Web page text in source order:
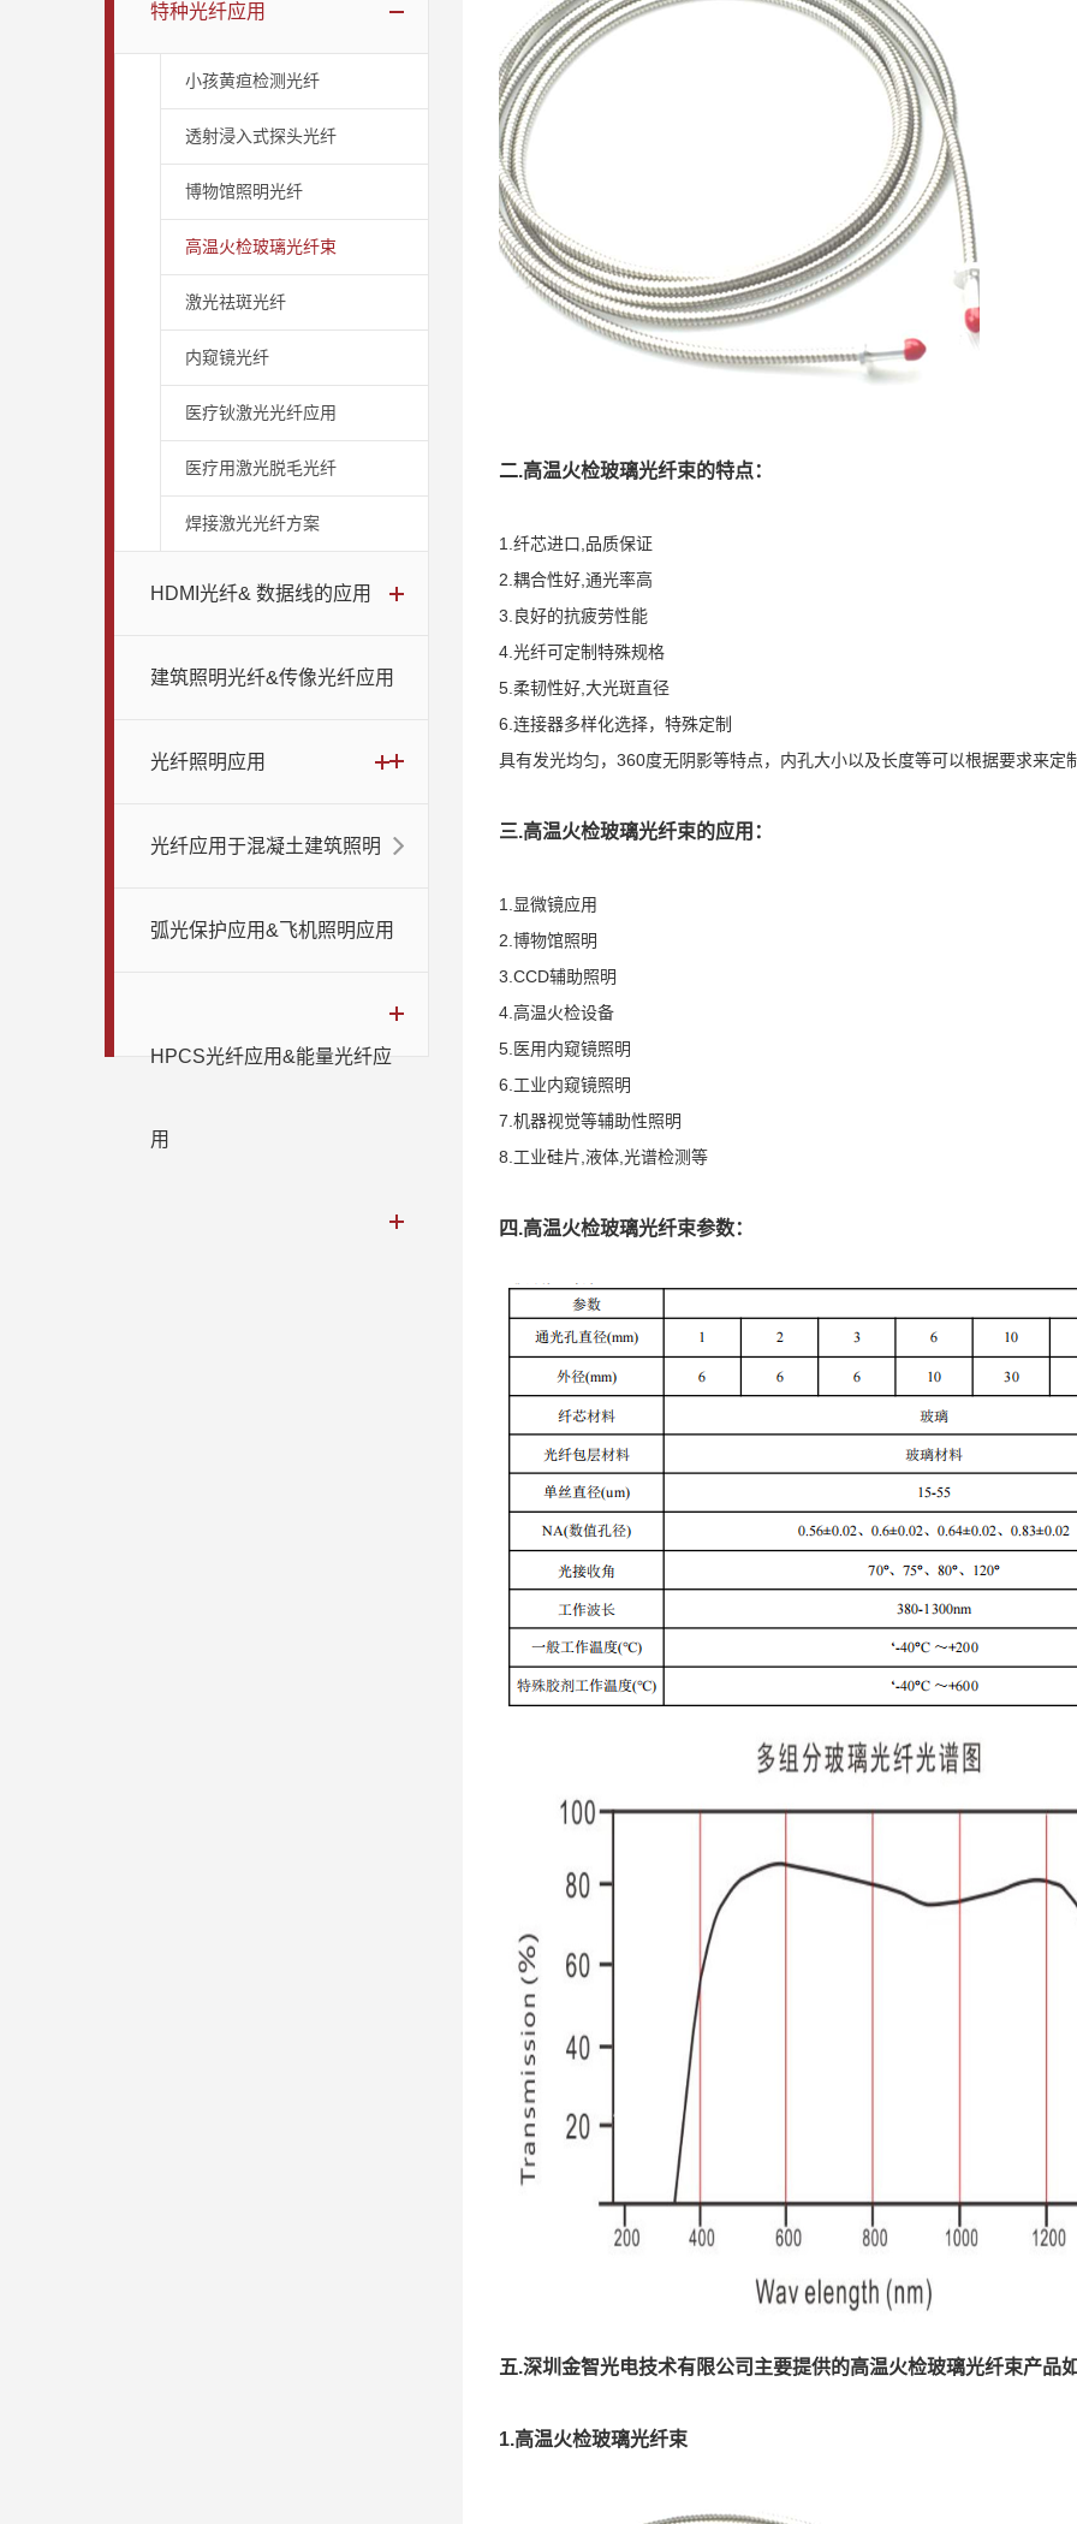
特种光纤应用
小孩黄疸检测光纤
透射浸入式探头光纤
博物馆照明光纤
高温火检玻璃光纤束
激光祛斑光纤
内窥镜光纤
医疗钬激光光纤应用
医疗用激光脱毛光纤
焊接激光光纤方案
HDMI光纤& 数据线的应用
建筑照明光纤&传像光纤应用
光纤照明应用
光纤应用于混凝土建筑照明
弧光保护应用&飞机照明应用
HPCS光纤应用&能量光纤应
用
二.高温火检玻璃光纤束的特点：
1.纤芯进口,品质保证
2.耦合性好,通光率高
3.良好的抗疲劳性能
4.光纤可定制特殊规格
5.柔韧性好,大光斑直径
6.连接器多样化选择，特殊定制
具有发光均匀，360度无阴影等特点，内孔大小以及长度等可以根据要求来定
三.高温火检玻璃光纤束的应用：
1.显微镜应用
2.博物馆照明
3.CCD辅助照明
4.高温火检设备
5.医用内窥镜照明
6.工业内窥镜照明
7.机器视觉等辅助性照明
8.工业硅片,液体,光谱检测等
四.高温火检玻璃光纤束参数：
五.深圳金智光电技术有限公司主要提供的高温火检玻璃光纤束产品
1.高温火检玻璃光纤束